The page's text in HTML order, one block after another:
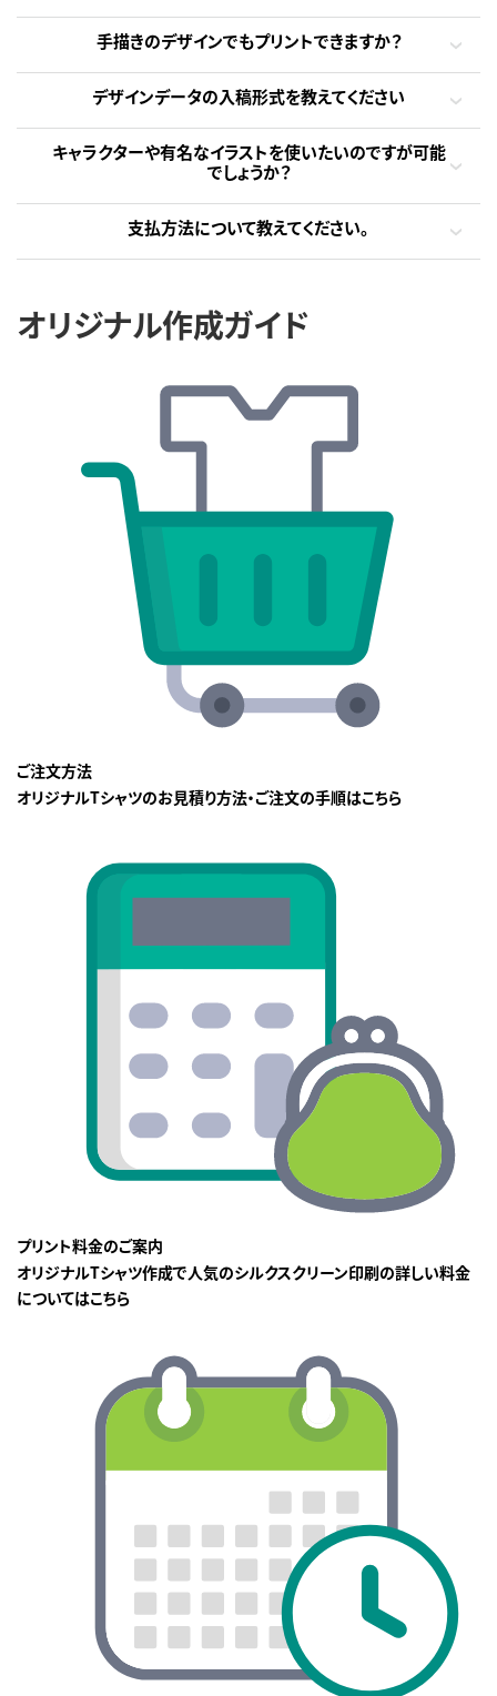
手描きのデザインでもプリントできますか？
デザインデータの入稿形式を教えてください
キャラクターや有名なイラストを使いたいのですが可能
でしょうか？
支払方法について教えてください。
オリジナル作成ガイド
ご注文方法
オリジナルTシャツのお見積り方法・ご注文の手順はこちら
プリント料金のご案内
オリジナルTシャツ作成で人気のシルクスクリーン印刷の詳しい料金
についてはこちら